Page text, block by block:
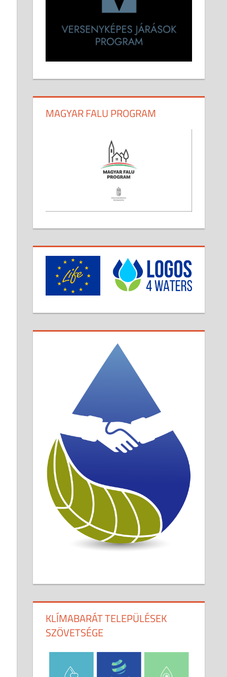
MAGYAR FALU PROGRAM
KLÍMABARÁT TELEPÜLÉSEK
SZÖVETSÉGE